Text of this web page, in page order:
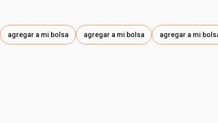
agregar a mi bolsa agregar a mi bolsa agregar a mi